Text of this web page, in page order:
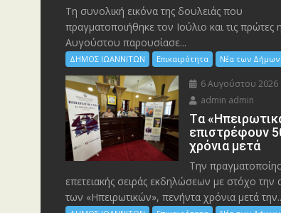
Τη συνολική εικόνα της δουλειάς που
πραγματοποιήθηκε τον Ιούλιο και τις πρώτες
Αυγούστου παρουσίασε...
ΔΗΜΟΣ ΙΩΑΝΝΙΤΩΝ Επικαιρότητα Νέα των Δήμων
6 Αυγούστου 2026
admin admin
Tα
επιστρέφουν
χρόνια μετά
Την
επετειακής σειράς εκδηλώσεων με στόχο την
των «Ηπειρωτικών», πενήντα χρόνια μετά